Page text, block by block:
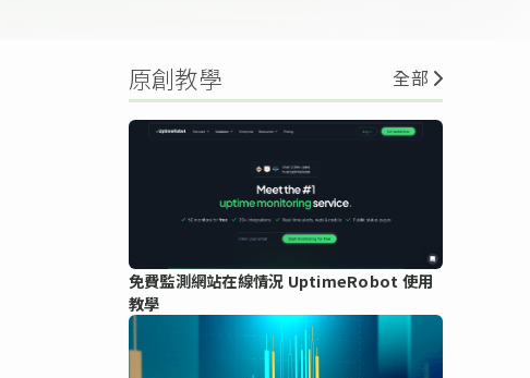
原創教學 全部
免費監測網站在線情況 UptimeRobot 使用
教學